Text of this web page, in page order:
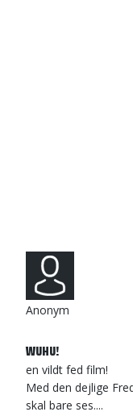
Anonym
WUHU!
en vildt fed film!
Med den dejlige
skal bare ses....